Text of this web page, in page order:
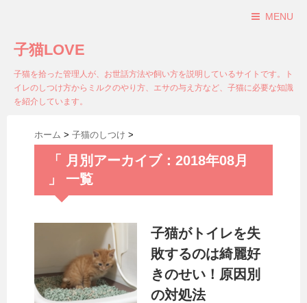
MENU
子猫LOVE
子猫を拾った管理人が、お世話方法や飼い方を説明しているサイトです。ト
イレのしつけ方からミルクのやり方、エサの与え方など、子猫に必要な知識
を紹介しています。
ホーム > 子猫のしつけ >
「 月別アーカイブ：2018年08月
」 一覧
子猫がトイレを失
敗するのは綺麗好
きのせい！原因別
の対処法